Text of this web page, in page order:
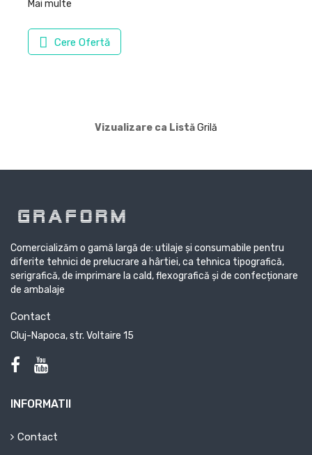
Mai multe
Cere Ofertă
Vizualizare ca ListăGrilă
Comercializăm o gamă largă de: utilaje și consumabile pentru
diferite tehnici de prelucrare a hârtiei, ca tehnica tipografică,
serigrafică, de imprimare la cald, flexografică și de confecționare
de ambalaje
Contact
Cluj-Napoca, str. Voltaire 15
INFORMATII
Contact